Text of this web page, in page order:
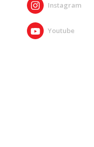
Instagram
Youtube